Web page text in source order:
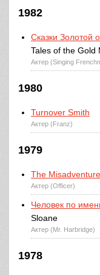
1982
Сказки Золотой
Tales of the Gold
Актер (Singing
1980
Turnover Smith
Актер (Franz)
1979
The
Актер (Officer)
Человек по
Sloane
Актер (Mr. Harbridge)
1978